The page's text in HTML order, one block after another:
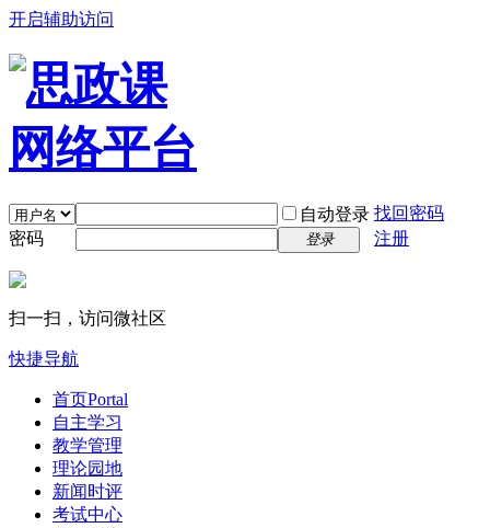
开启辅助访问
自动登录 找回密码
密码
登录 注册
扫一扫，访问微社区
快捷导航
首页Portal
自主学习
教学管理
理论园地
新闻时评
考试中心